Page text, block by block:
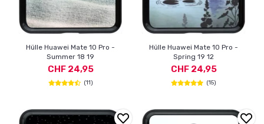
Hülle Huawei Mate 10 Pro -
Summer 18 19
CHF 24,95
(11)
Hülle Huawei Mate 10 Pro -
Spring 19 12
CHF 24,95
(15)